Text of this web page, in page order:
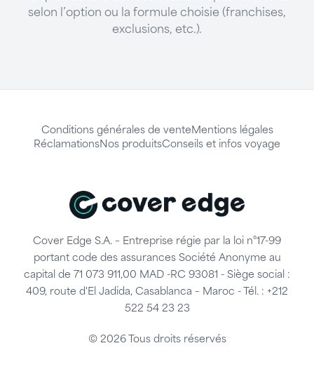
selon l’option ou la formule choisie (franchises,
exclusions, etc.).
Conditions générales de vente Mentions légales
Réclamations Nos produitsConseils et infos voyage
Cover Edge S.A. – Entreprise régie par la loi n°17-99
portant code des assurances Société Anonyme au
capital de 71 073 911,00 MAD -RC 93081 - Siège social :
409, route d'El Jadida, Casablanca – Maroc - Tél. : +212
522 54 23 23
© 2026 Tous droits réservés